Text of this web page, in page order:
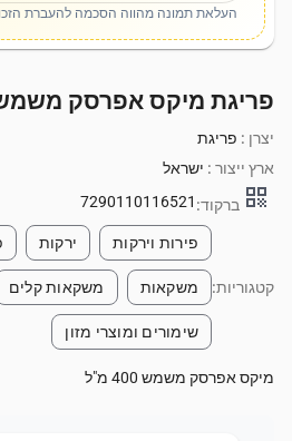
העלאת תמונה מהווה הסכמה להעברת
פריגת מיקס אפרסק משמש 400
יצרן : פריגת
ארץ ייצור : ישראל
qr_code ברקוד: 7290110116521
קטגוריות:
פירות וירקות ירקות
משקאות משקאות קלים
שימורים ומוצרי מזון
מיקס אפרסק משמש 400 מ"ל